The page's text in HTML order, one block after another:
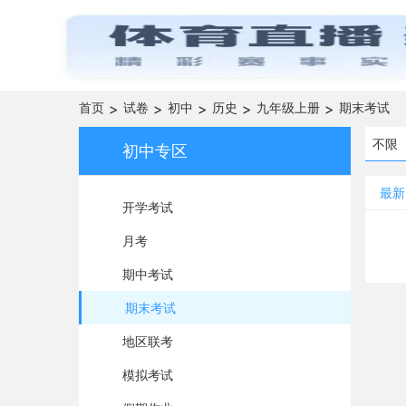
首页 > 试卷 > 初中 > 历史 > 九年级上册 > 期末考试
初中专区
开学考试
月考
期中考试
期末考试
地区联考
模拟考试
不限
最新